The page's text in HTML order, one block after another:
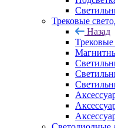
Трековые
Назад